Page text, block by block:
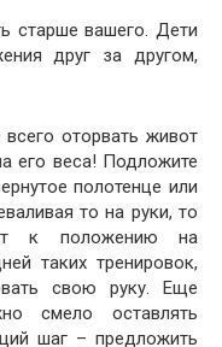
старше вашего. Дети
друг за другом,
оторвать живот
его веса! Подложите
полотенце или
то на руки, то
к положению на
таких тренировок,
свою руку. Еще
смело оставлять
шаг – предложить